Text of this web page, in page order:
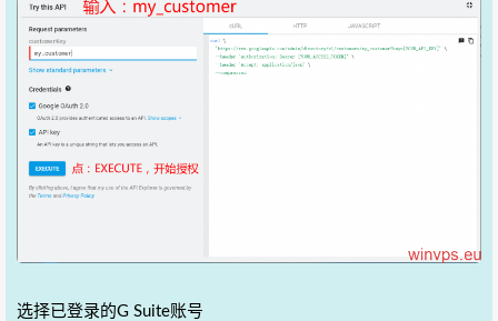
选择已登录的G Suite账号